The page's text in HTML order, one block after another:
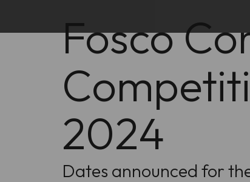
Fosco
2024
Dates announced for